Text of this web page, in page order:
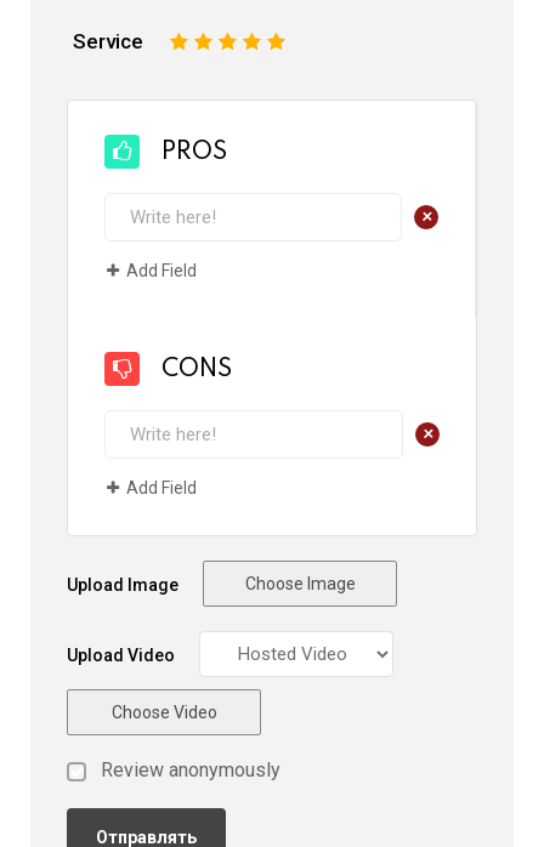
Service 5
4
3
2
PROS
+
Add Field
CONS
+
Add Field
Upload Image Choose Image
Upload Video
Choose Video
Review anonymously